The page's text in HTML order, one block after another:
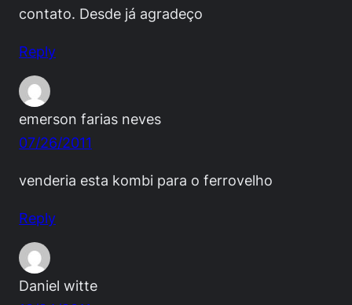
contato. Desde já agradeço
Reply
emerson farias neves
07/26/2011
venderia esta kombi para o ferrovelho
Reply
Daniel witte